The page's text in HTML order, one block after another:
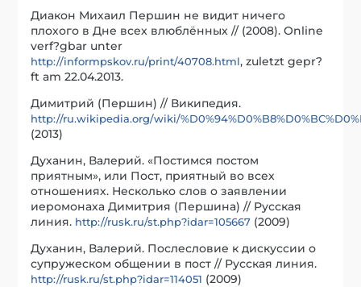
Диакон Михаил Першин не видит ничего
плохого в Дне всех влюблённых // (2008). Online
verf?gbar unter
http://informpskov.ru/print/40708.html, zuletzt gepr?
ft am 22.04.2013.
Димитрий (Першин) // Википедия.
http://ru.wikipedia.org/wiki/
(2013)
Духанин, Валерий. «Постимся постом
приятным», или Пост, приятный во всех
отношениях. Несколько слов о заявлении
иеромонаха Димитрия (Першина) // Русская
линия. http://rusk.ru/st.php?idar=105667 (2009)
Духанин, Валерий. Послесловие к дискуссии о
супружеском общении в пост // Русская линия.
http://rusk.ru/st.php?idar=114051 (2009)